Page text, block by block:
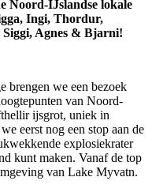
Noord-IJslandse lokale
Ingi, Thordur,
Agnes & Bjarni!
brengen we een bezoek
van Noord-
ijsgrot, uniek in
eerst nog een stop aan de
explosiekrater
kunt maken. Vanaf de top
van Lake Myvatn.